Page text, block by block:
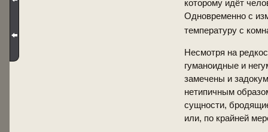
которому идёт
Одновременно с
температуру с
Несмотря на
гуманоидные и
замечены и
нетипичным
сущности,
или, по крайней